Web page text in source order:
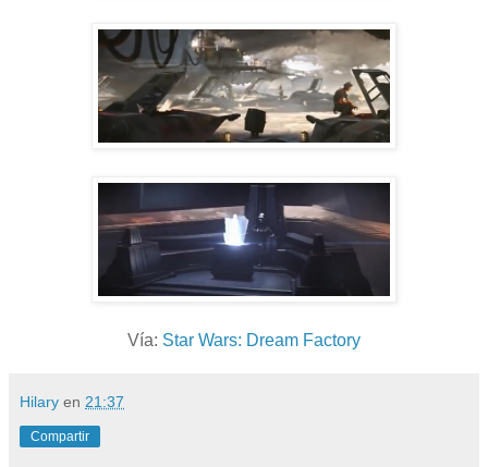
Vía: Star Wars: Dream Factory
Hilary en 21:37
Compartir